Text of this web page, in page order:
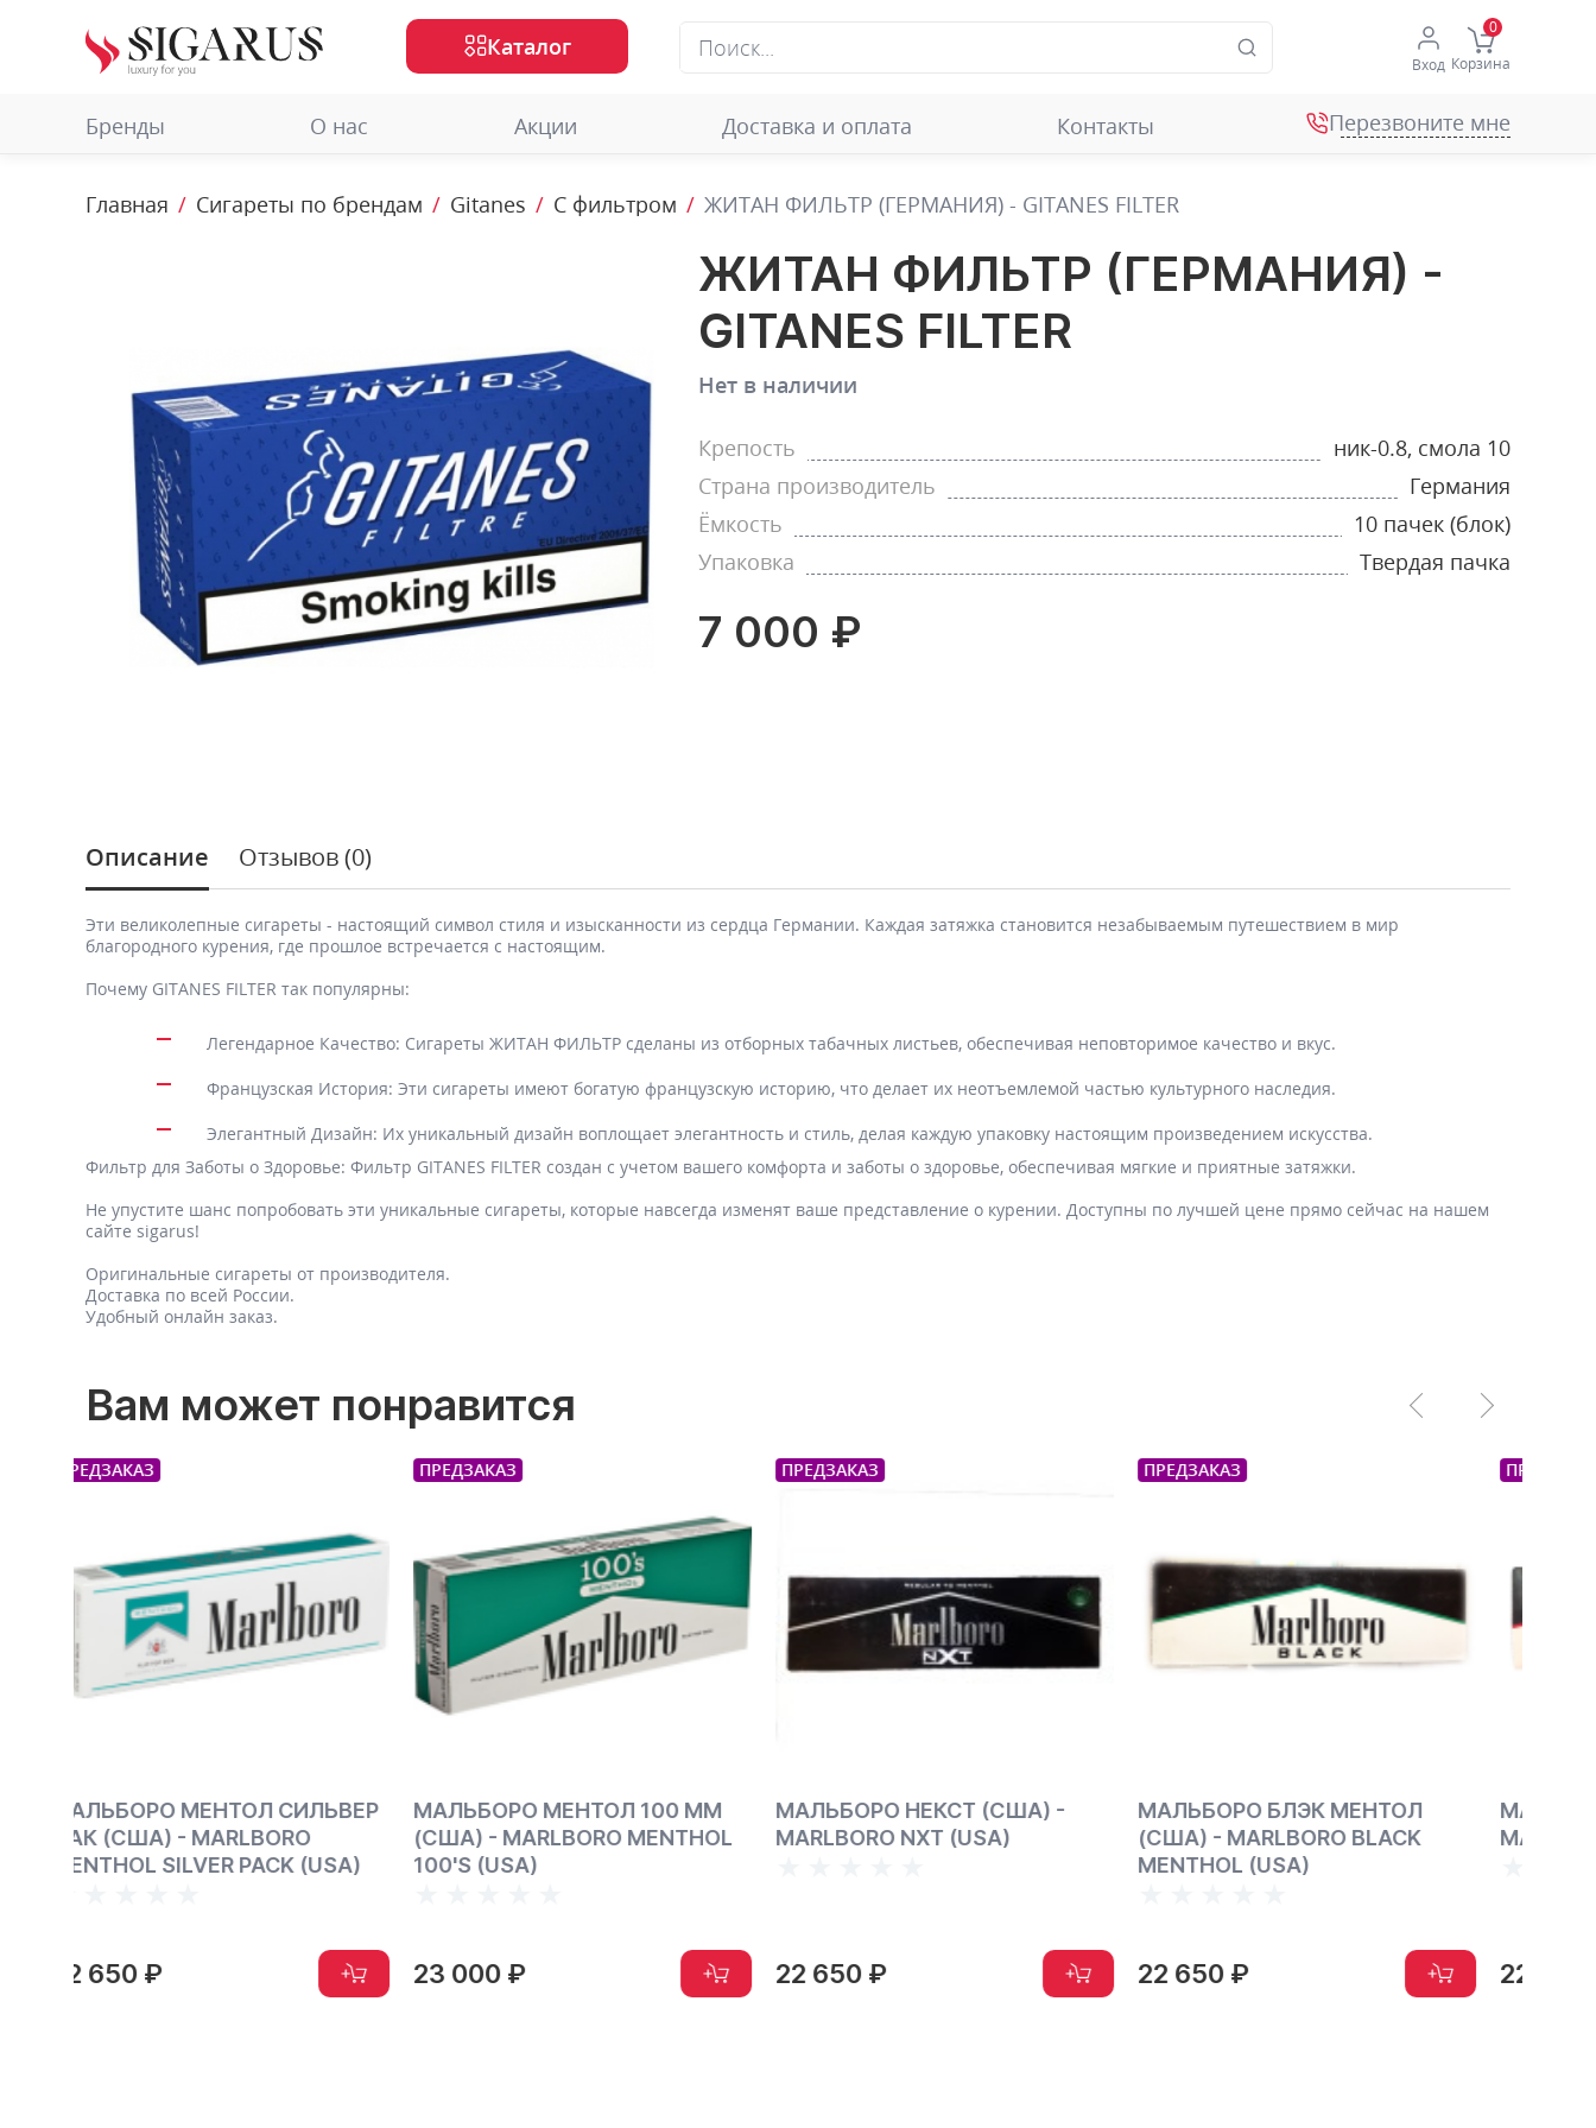
Вход Корзина
Бренды О нас Акции Доставка и оплата Контакты
Каталог
Перезвоните мне
Главная Сигареты по брендам Gitanes С фильтром ЖИТАН ФИЛЬТР (ГЕРМАНИЯ) - GITANES FILTER
ЖИТАН ФИЛЬТР (ГЕРМАНИЯ) -
GITANES FILTER
Нет в наличии
Крепость
ник-0.8, смола 10
Страна производитель
Германия
Ёмкость
10 пачек (блок)
Упаковка
Твердая пачка
7 000 ₽
Описание Отзывов (0)
Эти великолепные сигареты - настоящий символ стиля и изысканности из сердца Германии. Каждая затяжка становится незабываемым путешествием в мир
благородного курения, где прошлое встречается с настоящим.
Почему GITANES FILTER так популярны:
Легендарное Качество: Сигареты ЖИТАН ФИЛЬТР сделаны из отборных табачных листьев, обеспечивая неповторимое качество и вкус.
Французская История: Эти сигареты имеют богатую французскую историю, что делает их неотъемлемой частью культурного наследия.
Элегантный Дизайн: Их уникальный дизайн воплощает элегантность и стиль, делая каждую упаковку настоящим произведением искусства.
Фильтр для Заботы о Здоровье: Фильтр GITANES FILTER создан с учетом вашего комфорта и заботы о здоровье, обеспечивая мягкие и приятные затяжки.
Не упустите шанс попробовать эти уникальные сигареты, которые навсегда изменят ваше представление о курении. Доступны по лучшей цене прямо сейчас на нашем
сайте sigarus!
Оригинальные сигареты от производителя.
Доставка по всей России.
Удобный онлайн заказ.
Вам может понравится
ПРЕДЗАКАЗ
МАЛЬБОРО МЕНТОЛ 100 ММ
(США) - MARLBORO MENTHOL
100'S (USA)
23 000 ₽
ПРЕДЗАКАЗ
МАЛЬБОРО НЕКСТ (США) -
MARLBORO NXT (USA)
22 650 ₽
ПРЕДЗАКАЗ
МАЛЬБОРО БЛЭК МЕНТОЛ
(США) - MARLBORO BLACK
22 650 ₽
ПРЕДЗАКАЗ
МАЛЬБОРО БЛЭК (США) -
MARLBORO BLACK (USA)
22 650 ₽